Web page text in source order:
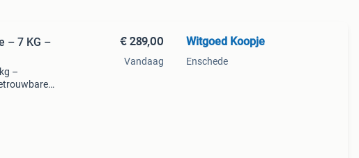
– 7 KG –
–
€ 289,00
Vandaag
Witgoed Koopje
Enschede